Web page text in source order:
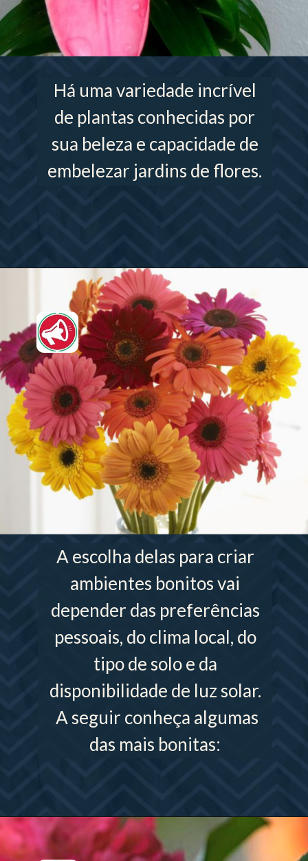
Há uma variedade incrível
de plantas conhecidas por
sua beleza e capacidade de
embelezar jardins de flores.
A escolha delas para criar
ambientes bonitos vai
depender das preferências
pessoais, do clima local, do
tipo de solo e da
disponibilidade de luz solar.
A seguir conheça algumas
das mais bonitas: